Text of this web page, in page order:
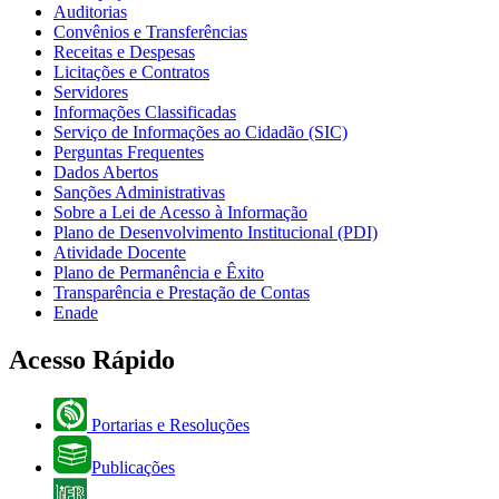
Auditorias
Convênios e Transferências
Receitas e Despesas
Licitações e Contratos
Servidores
Informações Classificadas
Serviço de Informações ao Cidadão (SIC)
Perguntas Frequentes
Dados Abertos
Sanções Administrativas
Sobre a Lei de Acesso à Informação
Plano de Desenvolvimento Institucional (PDI)
Atividade Docente
Plano de Permanência e Êxito
Transparência e Prestação de Contas
Enade
Acesso Rápido
Portarias e Resoluções
Publicações